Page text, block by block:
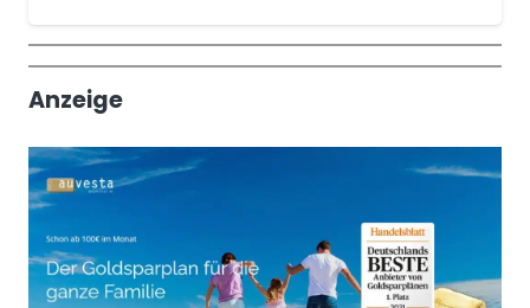
Wochenrückblick
Trendthemen
Anzeige